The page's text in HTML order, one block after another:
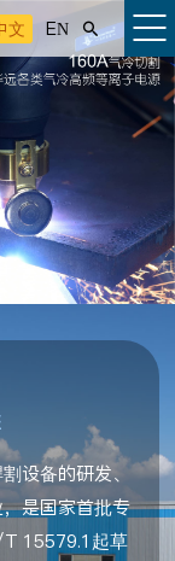
文 EN 
设备的研发、
是国家首批专
T 15579.1起草